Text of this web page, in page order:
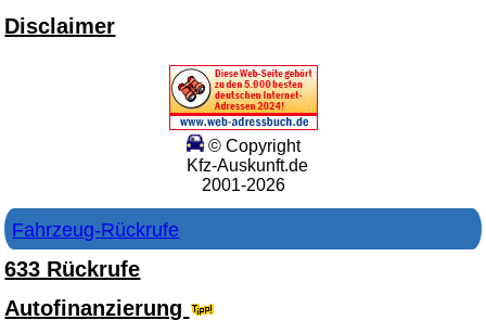
Disclaimer
© Copyright
Kfz-Auskunft.de
2001-2026
Fahrzeug-Rückrufe
633 Rückrufe
Autofinanzierung